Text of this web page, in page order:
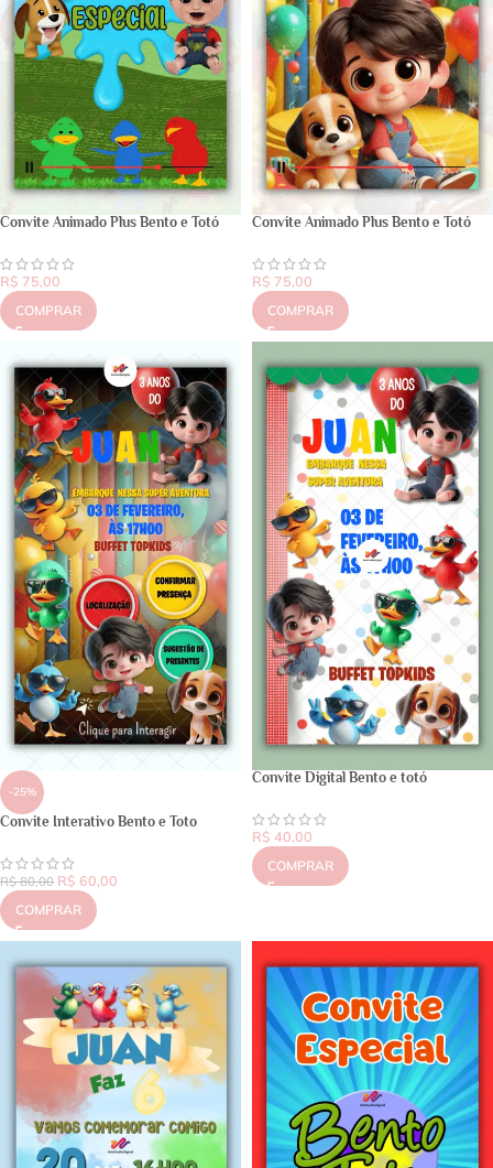
Convite Animado Plus Bento e Totó
R$ 75,00
COMPRAR
Convite Animado Plus Bento e Totó
R$ 75,00
COMPRAR
-25%
Convite Interativo Bento e Toto
R$80,00 R$ 60,00
COMPRAR
Convite Digital Bento e totó
R$ 40,00
COMPRAR